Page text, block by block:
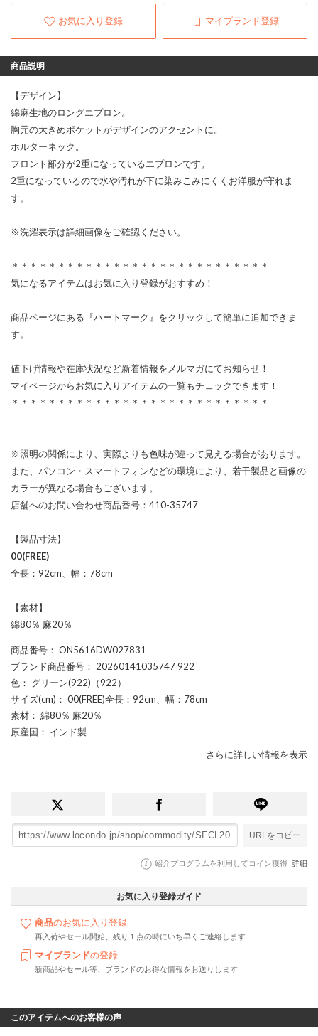
お気に入り登録 マイブランド登録
商品説明
【デザイン】
綿麻生地のロングエプロン。
胸元の大きめポケットがデザインのアクセントに。
ホルターネック。
フロント部分が2重になっているエプロンです。
2重になっているので水や汚れが下に染みこみにくくお洋服が守れま
す。
※洗濯表示は詳細画像をご確認ください。
＊＊＊＊＊＊＊＊＊＊＊＊＊＊＊＊＊＊＊＊＊＊＊＊＊＊＊＊
気になるアイテムはお気に入り登録がおすすめ！
商品ページにある『ハートマーク』をクリックして簡単に追加できま
す。
値下げ情報や在庫状況など新着情報をメルマガにてお知らせ！
マイページからお気に入りアイテムの一覧もチェックできます！
＊＊＊＊＊＊＊＊＊＊＊＊＊＊＊＊＊＊＊＊＊＊＊＊＊＊＊＊
※照明の関係により、実際よりも色味が違って見える場合があります。
また、パソコン・スマートフォンなどの環境により、若干製品と画像の
カラーが異なる場合もございます。
店舗へのお問い合わせ商品番号：410-35747
【製品寸法】
00(FREE)
全長：92cm、幅：78cm
【素材】
綿80％ 麻20％
商品番号 ： ON5616DW027831
ブランド商品番号 ： 20260141035747 922
色 ： グリーン(922)（922）
サイズ(cm) ： 00(FREE)全長：92cm、幅：78cm
素材 ： 綿80％ 麻20％
原産国 ： インド製
さらに詳しい情報を表示
URLをコピー
紹介プログラムを利用してコイン獲得 詳細
お気に入り登録ガイド
商品のお気に入り登録
再入荷やセール開始、残り１点の時にいち早くご連絡します
マイブランドの登録
新商品やセール等、ブランドのお得な情報をお送りします
このアイテムへのお客様の声